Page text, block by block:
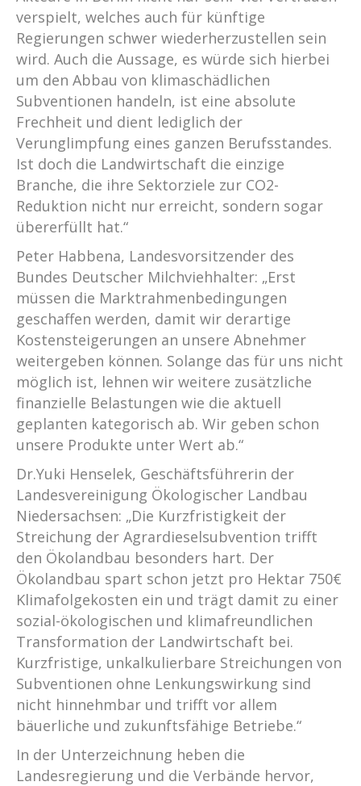
verspielt, welches auch für künftige
Regierungen schwer wiederherzustellen sein
wird. Auch die Aussage, es würde sich hierbei
um den Abbau von klimaschädlichen
Subventionen handeln, ist eine absolute
Frechheit und dient lediglich der
Verunglimpfung eines ganzen Berufsstandes.
Ist doch die Landwirtschaft die einzige
Branche, die ihre Sektorziele zur CO2-
Reduktion nicht nur erreicht, sondern sogar
übererfüllt hat.“
Peter Habbena, Landesvorsitzender des
Bundes Deutscher Milchviehhalter: „Erst
müssen die Marktrahmenbedingungen
geschaffen werden, damit wir derartige
Kostensteigerungen an unsere Abnehmer
weitergeben können. Solange das für uns nicht
möglich ist, lehnen wir weitere zusätzliche
finanzielle Belastungen wie die aktuell
geplanten kategorisch ab. Wir geben schon
unsere Produkte unter Wert ab.“
Dr.Yuki Henselek, Geschäftsführerin der
Landesvereinigung Ökologischer Landbau
Niedersachsen: „Die Kurzfristigkeit der
Streichung der Agrardieselsubvention trifft
den Ökolandbau besonders hart. Der
Ökolandbau spart schon jetzt pro Hektar 750€
Klimafolgekosten ein und trägt damit zu einer
sozial-ökologischen und klimafreundlichen
Transformation der Landwirtschaft bei.
Kurzfristige, unkalkulierbare Streichungen von
Subventionen ohne Lenkungswirkung sind
nicht hinnehmbar und trifft vor allem
bäuerliche und zukunftsfähige Betriebe.“
In der Unterzeichnung heben die
Landesregierung und die Verbände hervor,